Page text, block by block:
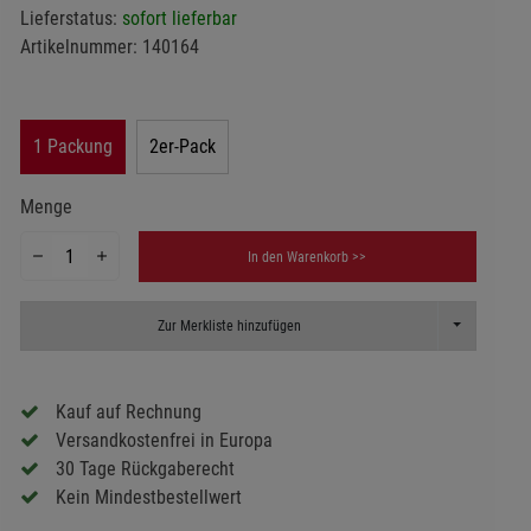
Lieferstatus: sofort lieferbar
Artikelnummer: 140164
1 Packung 2er-Pack
Menge
In den Warenkorb >>
Zur Merkliste hinzufügen Toggle
Kauf auf Rechnung
Versandkostenfrei in Europa
30 Tage Rückgaberecht
Kein Mindestbestellwert